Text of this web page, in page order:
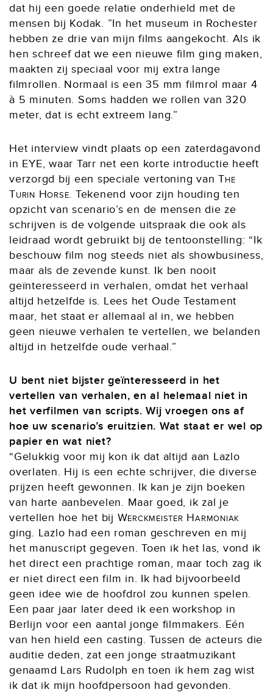
dat hij een goede relatie onderhield met de
mensen bij Kodak. ”In het museum in Rochester
hebben ze drie van mijn films aangekocht. Als ik
hen schreef dat we een nieuwe film ging maken,
maakten zij speciaal voor mij extra lange
filmrollen. Normaal is een 35 mm filmrol maar 4
à 5 minuten. Soms hadden we rollen van 320
meter, dat is echt extreem lang.”
Het interview vindt plaats op een zaterdagavond
in EYE, waar Tarr net een korte introductie heeft
verzorgd bij een speciale vertoning vanThe
Turin Horse. Tekenend voor zijn houding ten
opzicht van scenario’s en de mensen die ze
schrijven is de volgende uitspraak die ook als
leidraad wordt gebruikt bij de tentoonstelling: “Ik
beschouw film nog steeds niet als showbusiness,
maar als de zevende kunst. Ik ben nooit
geïnteresseerd in verhalen, omdat het verhaal
altijd hetzelfde is. Lees het Oude Testament
maar, het staat er allemaal al in, we hebben
geen nieuwe verhalen te vertellen, we belanden
altijd in hetzelfde oude verhaal.”
U bent niet bijster geïnteresseerd in het
vertellen van verhalen, en al helemaal niet in
het verfilmen van scripts. Wij vroegen ons af
hoe uw scenario’s eruitzien. Wat staat er wel op
papier en wat niet?
“Gelukkig voor mij kon ik dat altijd aan Lazlo
overlaten. Hij is een echte schrijver, die diverse
prijzen heeft gewonnen. Ik kan je zijn boeken
van harte aanbevelen. Maar goed, ik zal je
vertellen hoe het bij Werckmeister Harmoniak
ging. Lazlo had een roman geschreven en mij
het manuscript gegeven. Toen ik het las, vond ik
het direct een prachtige roman, maar toch zag ik
er niet direct een film in. Ik had bijvoorbeeld
geen idee wie de hoofdrol zou kunnen spelen.
Een paar jaar later deed ik een workshop in
Berlijn voor een aantal jonge filmmakers. Eén
van hen hield een casting. Tussen de acteurs die
auditie deden, zat een jonge straatmuzikant
genaamd Lars Rudolph en toen ik hem zag wist
ik dat ik mijn hoofdpersoon had gevonden.